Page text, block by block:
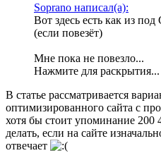
Soprano написал(а):
Вот здесь есть как из
(если повезёт)
Мне пока не повезло...
Нажмите для раскрытия...
В статье рассматривается
оптимизированного сайта с
хотя бы стоит упоминание
делать, если на сайте
отвечает